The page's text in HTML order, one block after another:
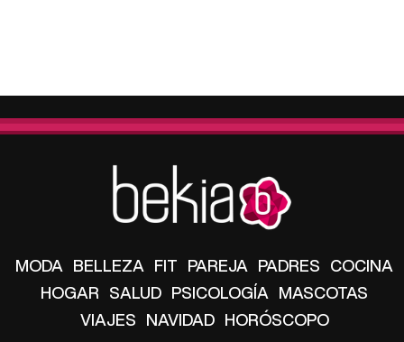
MODA BELLEZA FIT PAREJA PADRES COCINA
HOGAR SALUD PSICOLOGÍA MASCOTAS
VIAJES NAVIDAD HORÓSCOPO